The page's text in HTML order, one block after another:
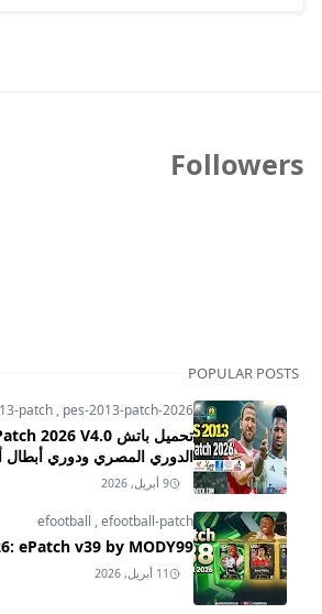
Followers
POPULAR POSTS
patch , pes-2013-patch-2026
الدوري المصري ودوري أبطال
9 أبريل, 2026
efootball ,efootball-patch
ePatch v39 by MODY99
11 أبريل, 2026